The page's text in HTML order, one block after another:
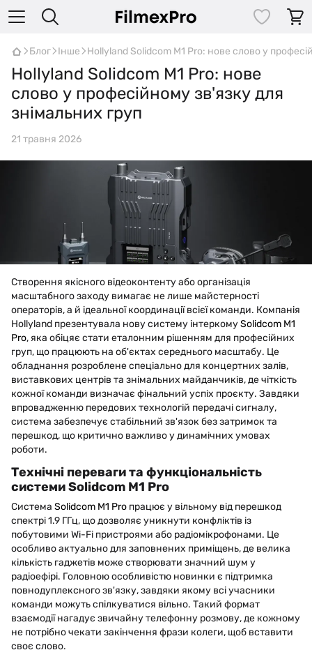
Блог Інше Hollyland Solidcom M1 Pro: нове слово у
Hollyland Solidcom M1 Pro: нове
слово у професійному зв'язку для
знімальних груп
21 травня 2026
Створення якісного відеоконтенту або організація
масштабного заходу вимагає не лише майстерності
операторів, а й ідеальної координації всієї команди. Компанія
Hollyland презентувала нову систему інтеркомуSolidcom M1
Pro, яка обіцяє стати еталонним рішенням для професійних
груп, що працюють на об'єктах середнього масштабу. Це
обладнання розроблене спеціально для концертних залів,
виставкових центрів та знімальних майданчиків, де чіткість
кожної команди визначає фінальний успіх проєкту. Завдяки
впровадженню передових технологій передачі сигналу,
система забезпечує стабільний зв'язок без затримок та
перешкод, що критично важливо у динамічних умовах
роботи.
Технічні переваги та функціональність
системи Solidcom M1 Pro
Система Solidcom M1 Pro працює у вільному від перешкод
спектрі 1.9 ГГц, що дозволяє уникнути конфліктів із
побутовими Wi-Fi пристроями або радіомікрофонами. Це
особливо актуально для заповнених приміщень, де велика
кількість гаджетів може створювати значний шум у
радіоефірі. Головною особливістю новинки є підтримка
повнодуплексного зв'язку, завдяки якому всі учасники
команди можуть спілкуватися вільно. Такий формат
взаємодії нагадує звичайну телефонну розмову, де кожному
не потрібно чекати закінчення фрази колеги, щоб вставити
своє слово.